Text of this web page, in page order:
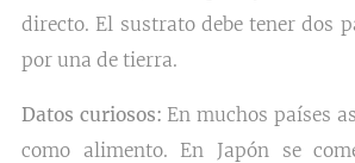
directo. El sustrato debe tener dos
por una de tierra.
Datos curiosos: En muchos países
como alimento. En Japón se